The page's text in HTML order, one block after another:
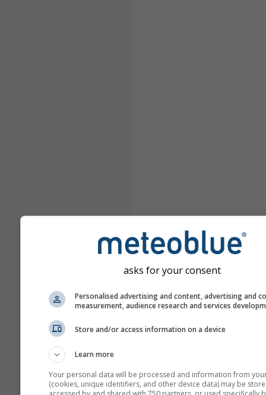
asks for your consent
Personalised advertising and content, advertising and
measurement, audience research and services
Store and/or access information on a device
Learn more
Your personal data will be processed and information from
(cookies, unique identifiers, and other device data) may be